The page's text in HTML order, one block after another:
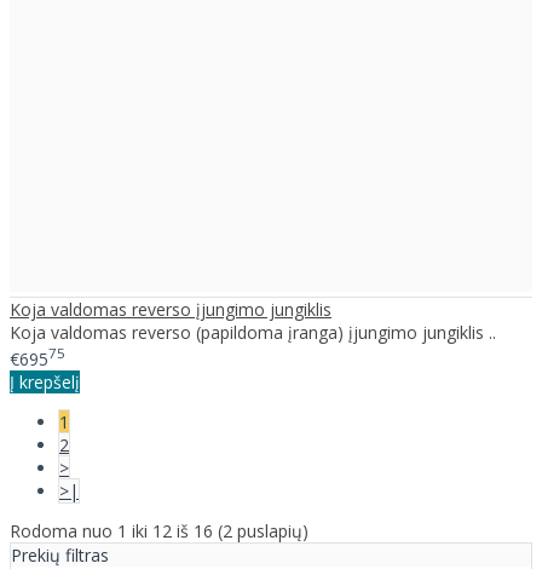
Koja valdomas reverso įjungimo jungiklis
Koja valdomas reverso (papildoma įranga) įjungimo jungiklis ..
€69575
Į krepšelį
1
2
>
>|
Rodoma nuo 1 iki 12 iš 16 (2 puslapių)
Prekių filtras